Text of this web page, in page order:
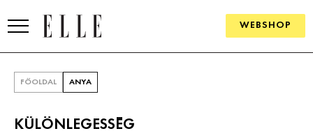
WEBSHOP
FŐOLDAL ANYA
KÜLÖNLEGESSÉG